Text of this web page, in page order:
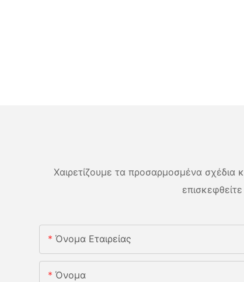
Χαιρετίζουμε τα προσαρμοσμένα σχέδια
Όνομα Εταιρείας
Όνομα